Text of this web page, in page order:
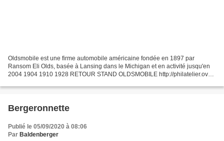
Oldsmobile est une firme automobile américaine fondée en 1897 par
Ransom Eli Olds, basée à Lansing dans le Michigan et en activité jusqu'en
2004 1904 1910 1928 RETOUR STAND OLDSMOBILE http://philatelier.over-
Bergeronnette
Publié le 05/09/2020 à 08:06
Par Baldenberger